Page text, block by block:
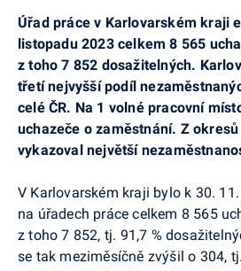
Úřad práce v Karlovarském kraji
listopadu 2023 celkem 8 565
z toho 7 852 dosažitelných.
třetí nejvyšší podíl
celé ČR. Na 1 volné pracovní
uchazeče o zaměstnání. Z
vykazoval největší
V Karlovarském kraji bylo k 30.
na úřadech práce celkem 8 565
z toho 7 852, tj. 91,7 %
se tak meziměsíčně zvýšil o 304,